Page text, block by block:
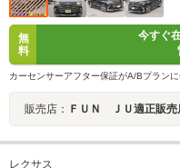
無
料
今すぐ
カーセンサーアフター保証がA/Bプラン
販売店： ＦＵＮ ＪＵ適正販売
レクサス